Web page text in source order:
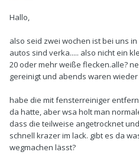
Hallo,
also seid zwei wochen ist bei uns
autos sind verka..... also nicht ein
20 oder mehr weiße flecken.alle?
gereinigt und abends waren
habe die mit fensterreiniger
da hatte, aber wsa holt man
dass die teilweise angetrocknet
schnell krazer im lack. gibt es da
wegmachen lässt?